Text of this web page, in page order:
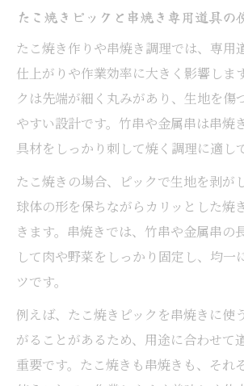
たこ焼きピックと串焼き専用道具の
たこ焼き作りや串焼き調理では、専用
仕上がりや作業効率に大きく影響しま
クは先端が細く丸みがあり、生地を傷
やすい設計です。竹串や金属串は串焼
具材をしっかり刺して焼く調理に適し
たこ焼きの場合、ピックで生地を剥が
球体の形を保ちながらカリッとした焼
きます。串焼きでは、竹串や金属串の
して肉や野菜をしっかり固定し、均一
ツです。
例えば、たこ焼きピックを串焼きに使
がることがあるため、用途に合わせて
重要です。たこ焼きも串焼きも、それ